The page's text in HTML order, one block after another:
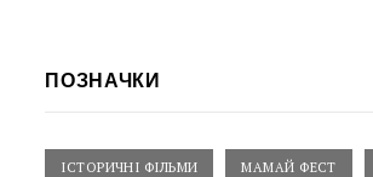
ПОЗНАЧКИ
ІСТОРИЧНІ ФІЛЬМИ МАМАЙ ФЕСТ